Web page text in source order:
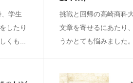
学生
したり
くも...
挑戦と回帰の高崎商科
文章を寄せるにあたり
うかとても悩みました